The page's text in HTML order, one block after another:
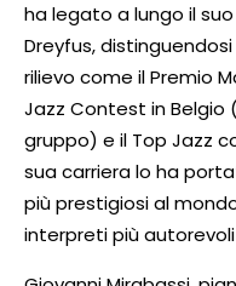
ha legato a lungo il
Dreyfus,
rilievo come il Premio
Jazz Contest in Belgio
gruppo) e il Top Jazz
sua carriera lo ha
più prestigiosi al
interpreti più